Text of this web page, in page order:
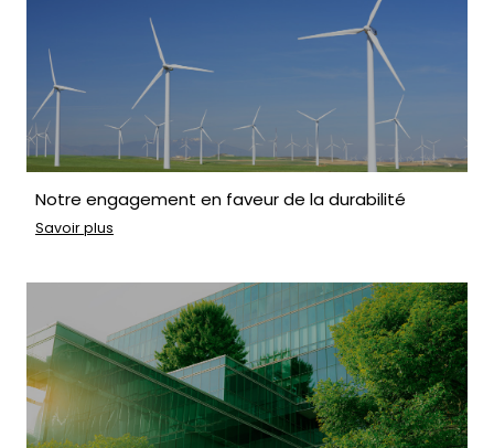
Notre engagement en faveur de la durabilité
Savoir plus